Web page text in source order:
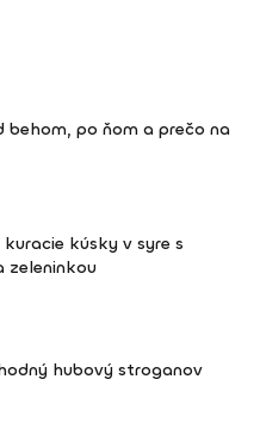
behom, po ňom a prečo na
kúsky v syre s
zeleninkou
hubový stroganov